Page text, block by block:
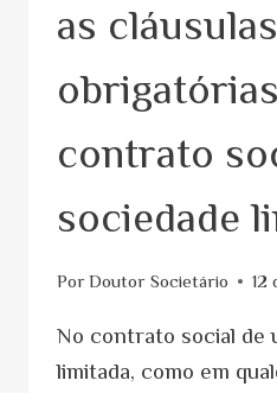
as cláusulas
contrato
sociedade
PorDoutor Societário 12
No contrato social de
limitada, como em